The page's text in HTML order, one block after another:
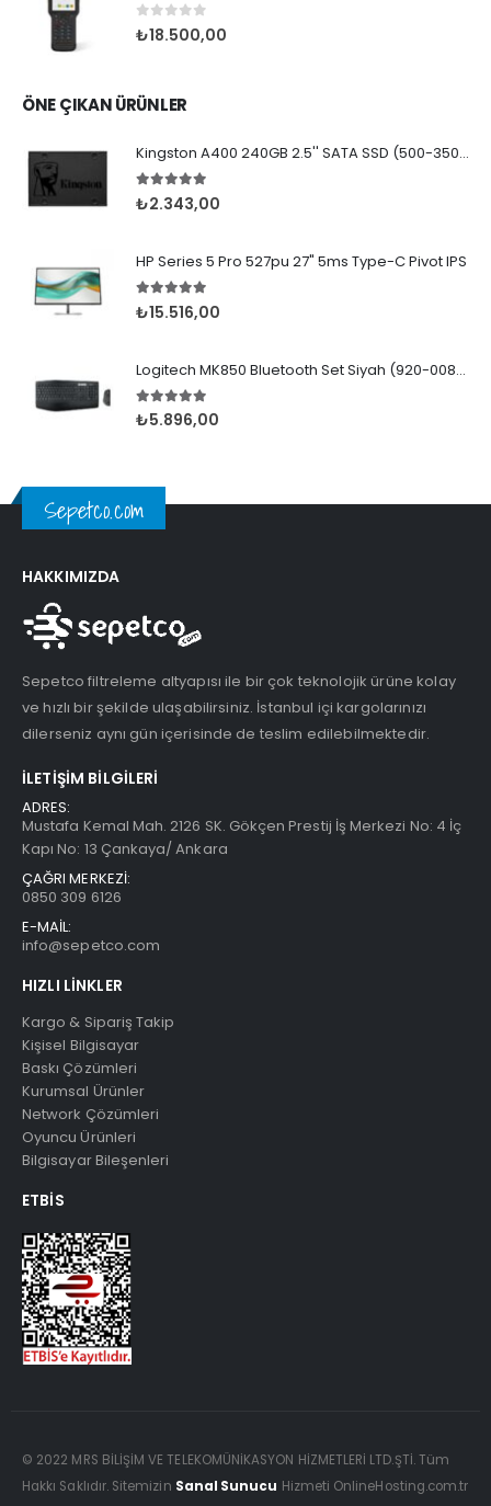
0 5 üzerinden
₺18.500,00
ÖNE ÇIKAN ÜRÜNLER
Kingston A400 240GB 2.5'' SATA SSD (500-350MB/s)
5.005 üzerinden
₺2.343,00
HP Series 5 Pro 527pu 27" 5ms Type-C Pivot IPS
5.005 üzerinden
₺15.516,00
Logitech MK850 Bluetooth Set Siyah (920-008230)
5.005 üzerinden
₺5.896,00
Sepetco.com
HAKKIMIZDA
Sepetco filtreleme altyapısı ile bir çok teknolojik ürüne kolay
ve hızlı bir şekilde ulaşabilirsiniz. İstanbul içi kargolarınızı
dilerseniz aynı gün içerisinde de teslim edilebilmektedir.
İLETIŞIM BILGILERI
ADRES:
Mustafa Kemal Mah. 2126 SK. Gökçen Prestij İş Merkezi No: 4 İç
Kapı No: 13 Çankaya/ Ankara
ÇAĞRI MERKEZİ:
0850 309 6126
E-MAİL:
info@sepetco.com
HIZLI LINKLER
Kargo & Sipariş Takip
Kişisel Bilgisayar
Baskı Çözümleri
Kurumsal Ürünler
Network Çözümleri
Oyuncu Ürünleri
Bilgisayar Bileşenleri
ETBIS
© 2022 MRS BİLİŞİM VE TELEKOMÜNİKASYON HİZMETLERİ LTD.ŞTİ. Tüm
Hakkı Saklıdır. Sitemizin Sanal Sunucu Hizmeti OnlineHosting.com.tr